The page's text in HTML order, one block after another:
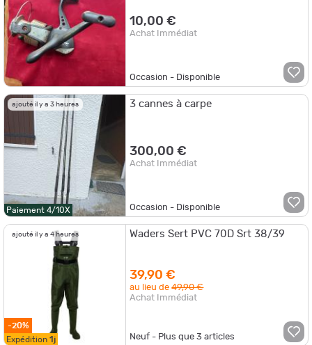
10,00 €
Achat Immédiat
Occasion - Disponible
ajouté il y a 3 heures
Paiement 4/10X
3 cannes à carpe
300,00 €
Achat Immédiat
Occasion - Disponible
ajouté il y a 4 heures
-20%
Expédition 1j
Waders Sert PVC 70D Srt 38/39
39,90 €
au lieu de49,90 €
Achat Immédiat
Neuf - Plus que3 articles